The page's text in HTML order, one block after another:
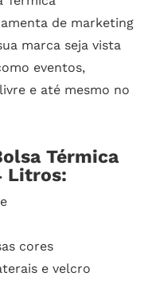
de marketing
marca seja vista
eventos,
e até mesmo no
Térmica
Litros:
cores
e velcro